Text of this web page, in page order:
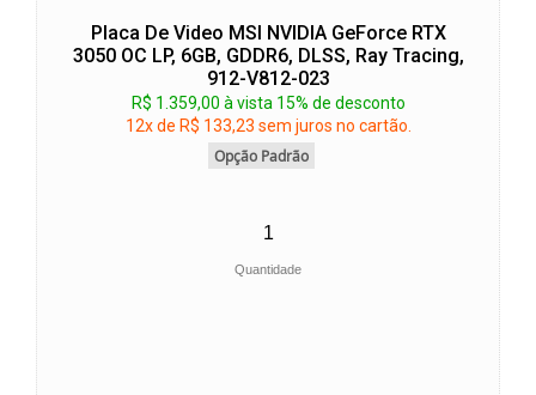
Placa De Video MSI NVIDIA GeForce RTX
3050 OC LP, 6GB, GDDR6, DLSS, Ray Tracing,
912-V812-023
R$ 1.359,00 à vista 15% de desconto
12x de R$ 133,23 sem juros no cartão.
Opção Padrão
Quantidade